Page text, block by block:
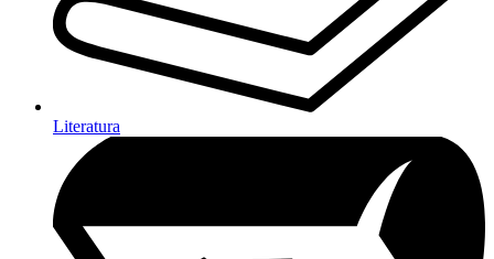
Literatura